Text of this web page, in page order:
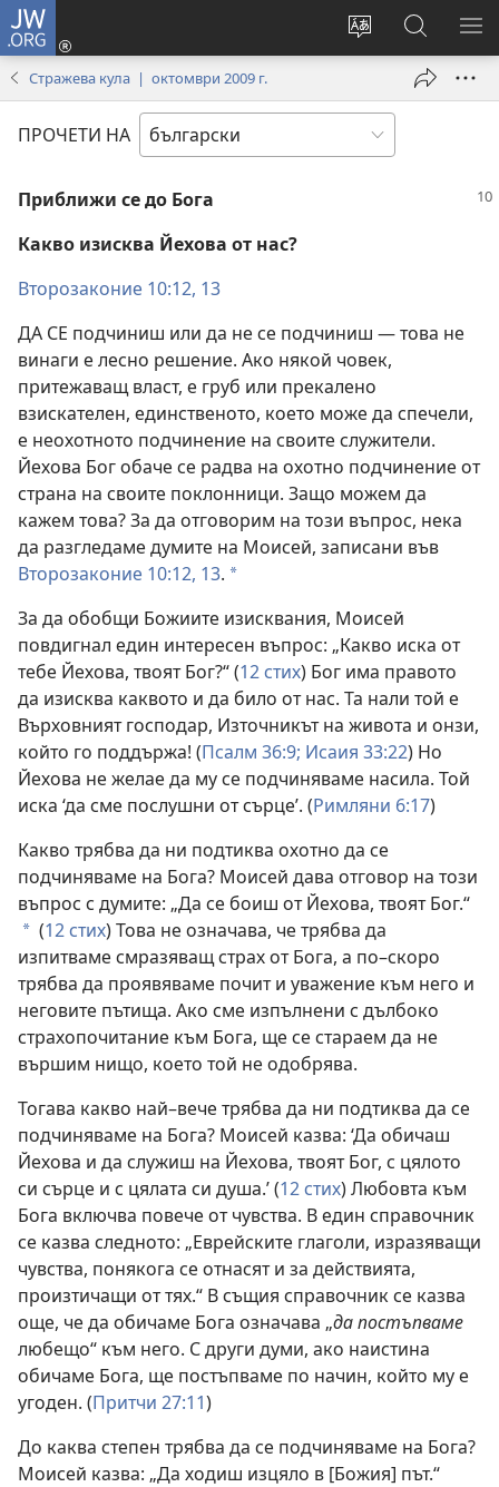
JW.ORG
Смени
сайта
Влез
(отваря
прозорец)
Търсене
в
JW.ORG
Стражева кула | октомври 2009 г.
ПРОЧЕТИ НА
Приближи се до Бога
Какво изисква Йехова от нас?
Второзаконие 10:12, 13
ДА СЕ подчиниш или да не се подчиниш — това не
винаги е лесно решение. Ако някой човек,
притежаващ власт, е груб или прекалено
взискателен, единственото, което може да спечели,
е неохотното подчинение на своите служители.
Йехова Бог обаче се радва на охотно подчинение от
страна на своите поклонници. Защо можем да
кажем това? За да отговорим на този въпрос, нека
да разгледаме думите на Моисей, записани във
Второзаконие 10:12, 13. *
За да обобщи Божиите изисквания, Моисей
повдигнал един интересен въпрос: „Какво иска от
тебе Йехова, твоят Бог?“ (12 стих) Бог има правото
да изисква каквото и да било от нас. Та нали той е
Върховният господар, Източникът на живота и онзи,
който го поддържа! (Псалм 36:9; Исаия 33:22) Но
Йехова не желае да му се подчиняваме насила. Той
иска ‘да сме послушни от сърце’. (Римляни 6:17)
Какво трябва да ни подтиква охотно да се
подчиняваме на Бога? Моисей дава отговор на този
въпрос с думите: „Да се боиш от Йехова, твоят Бог.“
* (12 стих) Това не означава, че трябва да
изпитваме смразяващ страх от Бога, а по–скоро
трябва да проявяваме почит и уважение към него и
неговите пътища. Ако сме изпълнени с дълбоко
страхопочитание към Бога, ще се стараем да не
вършим нищо, което той не одобрява.
Тогава какво най–вече трябва да ни подтиква да се
подчиняваме на Бога? Моисей казва: ‘Да обичаш
Йехова и да служиш на Йехова, твоят Бог, с цялото
си сърце и с цялата си душа.’ (12 стих) Любовта към
Бога включва повече от чувства. В един справочник
се казва следното: „Еврейските глаголи, изразяващи
чувства, понякога се отнасят и за действията,
произтичащи от тях.“ В същия справочник се казва
още, че да обичаме Бога означава „да постъпваме
любещо“ към него. С други думи, ако наистина
обичаме Бога, ще постъпваме по начин, който му е
угоден. (Притчи 27:11)
До каква степен трябва да се подчиняваме на Бога?
Моисей казва: „Да ходиш изцяло в [Божия] път.“